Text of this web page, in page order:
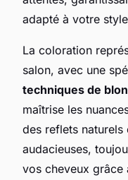
adapté à votre
La coloration
salon, avec une
techniques de
maîtrise les
des reflets
audacieuses,
vos cheveux grâce